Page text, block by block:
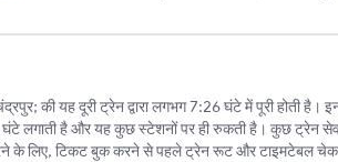
की यह दूरी ट्रेन द्वारा लगभग 7:26 घंटे में पूरी होती है।
लगाती है और यह कुछ स्टेशनों पर ही रुकती है। कुछ ट्रेन
के लिए, टिकट बुक करने से पहले ट्रेन रूट और टाइमटेबल